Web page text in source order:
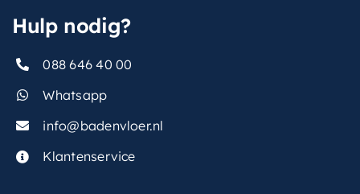
Hulp nodig?
088 646 40 00
Whatsapp
info@badenvloer.nl
Klantenservice